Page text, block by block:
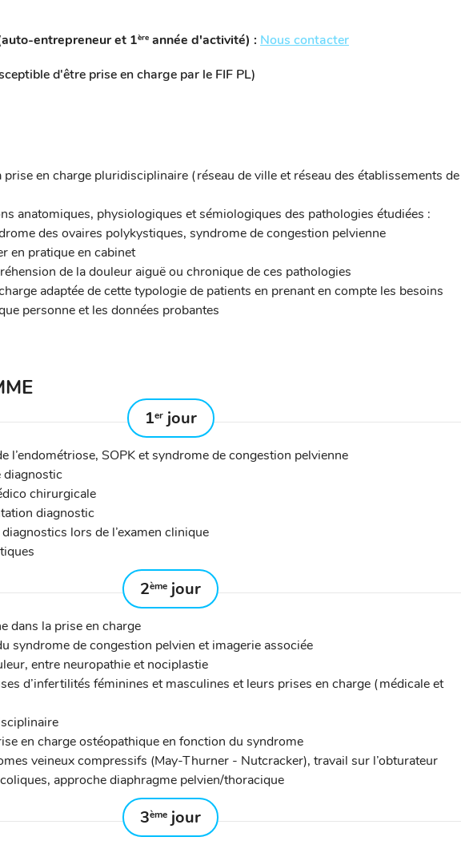
entrepreneur et 1ère année d'activité) : Nous contacter
d'être prise en charge par le FIF PL)
prise en charge pluridisciplinaire (réseau de ville et réseau des établissements de
anatomiques, physiologiques et sémiologiques des pathologies étudiées :
des ovaires polykystiques, syndrome de congestion pelvienne
en pratique en cabinet
de la douleur aiguë ou chronique de ces pathologies
adaptée de cette typologie de patients en prenant en compte les besoins
personne et les données probantes
1erjour
l’endométriose, SOPK et syndrome de congestion pelvienne
diagnostic
chirurgicale
diagnostic
lors de l’examen clinique
2ème jour
dans la prise en charge
syndrome de congestion pelvien et imagerie associée
entre neuropathie et nociplastie
d’infertilités féminines et masculines et leurs prises en charge (médicale et
en charge ostéopathique en fonction du syndrome
veineux compressifs (May-Thurner - Nutcracker), travail sur l’obturateur
approche diaphragme pelvien/thoracique
3ème jour